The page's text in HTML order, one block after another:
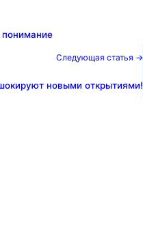
Следующая статья →
новыми открытиями!